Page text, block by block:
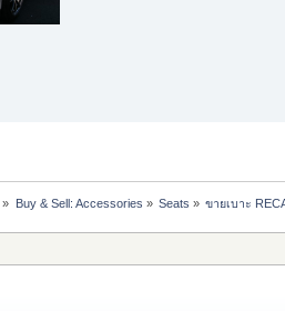
» Buy & Sell: Accessories » Seats » ขายเบาะ